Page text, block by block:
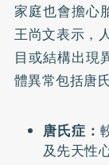
家庭也會擔心
王尚文表示，
目或結構出現
體異常包括唐
唐氏症：
及先天性